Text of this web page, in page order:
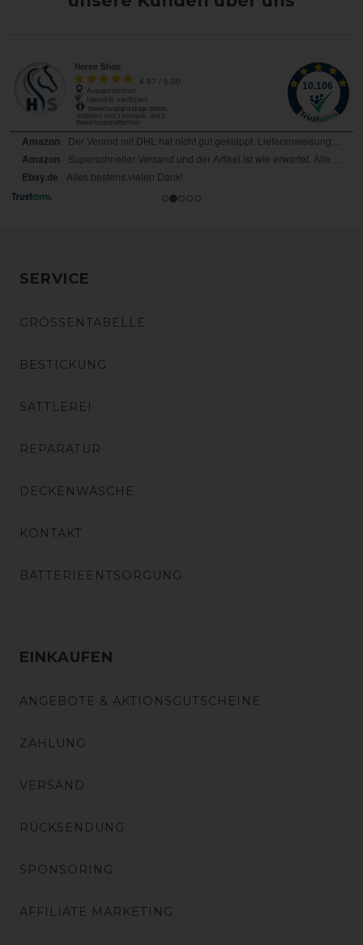
SERVICE
GRÖSSENTABELLE
BESTICKUNG
SATTLEREI
REPARATUR
DECKENWÄSCHE
KONTAKT
BATTERIEENTSORGUNG
EINKAUFEN
ANGEBOTE & AKTIONSGUTSCHEINE
ZAHLUNG
VERSAND
RÜCKSENDUNG
SPONSORING
AFFILIATE MARKETING